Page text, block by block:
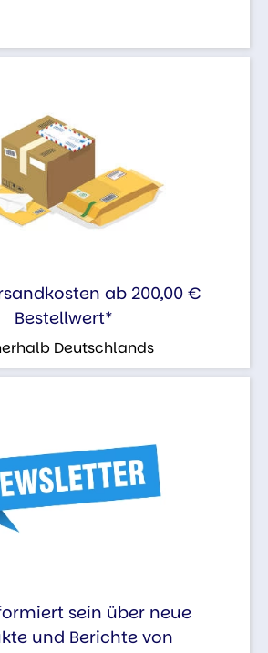
ab 200,00 €
Bestellwert*
Deutschlands
sein über neue
und Berichte von